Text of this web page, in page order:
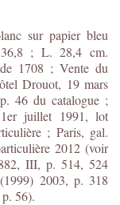
sur papier bleu
36,8 ; L. 28,4 cm.
1708 ; Vente du
Drouot, 19 mars
46 du catalogue ;
juillet 1991, lot
; Paris, gal.
2012 (voir
III, p. 514, 524
2003, p. 318
56).